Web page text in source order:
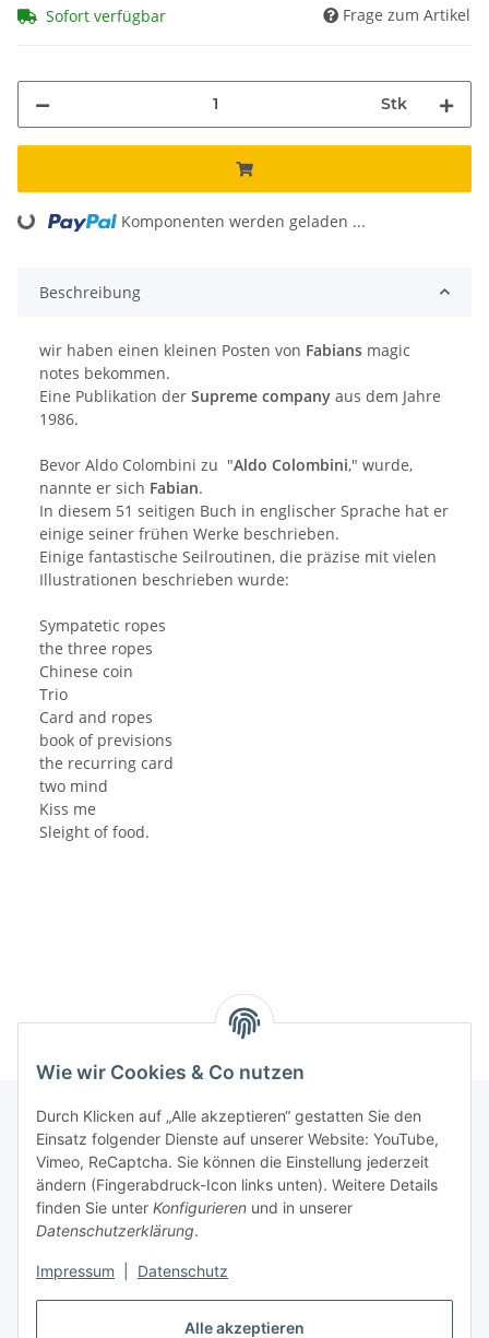
Alle akzeptieren
Wie wir Cookies & Co nutzen
Durch Klicken auf „Alle akzeptieren“ gestatten Sie den
Einsatz folgender Dienste auf unserer Website: YouTube,
Vimeo, ReCaptcha. Sie können die Einstellung jederzeit
ändern (Fingerabdruck-Icon links unten). Weitere Details
finden Sie unter Konfigurieren und in unserer
Datenschutzerklärung.
Impressum Datenschutz
Sofort verfügbar Frage zum Artikel
Stk
Loading... Komponenten werden geladen ...
Beschreibung
wir haben einen kleinen Posten von Fabians magic
notes bekommen.
Eine Publikation der Supreme company aus dem Jahre
1986.
Bevor Aldo Colombini zu "Aldo Colombini," wurde,
nannte er sich Fabian.
In diesem 51 seitigen Buch in englischer Sprache hat er
einige seiner frühen Werke beschrieben.
Einige fantastische Seilroutinen, die präzise mit vielen
Illustrationen beschrieben wurde:
Sympatetic ropes
the three ropes
Chinese coin
Trio
Card and ropes
book of previsions
the recurring card
two mind
Kiss me
Sleight of food.
Informationen
Gesetzliche Informationen